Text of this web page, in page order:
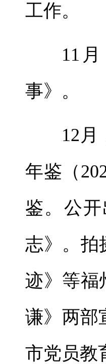
工作。
11
事》。
12月
年鉴（
鉴。 公
志》。 拍
迹》等福
谦》两部
市党员教